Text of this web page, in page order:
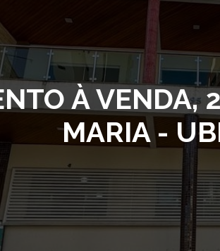
À VENDA,
MARIA -